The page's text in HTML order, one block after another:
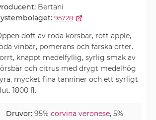
Bertani
95728
doft av röda körsbär, rött äpple,
vinbär, pomerans och färska örter.
knappt medelfyllig, syrlig smak av
och citrus med drygt medelhög
mycket fina tanniner och ett syrligt
1800 fl.
Druvor: 95%corvina veronese, 5%